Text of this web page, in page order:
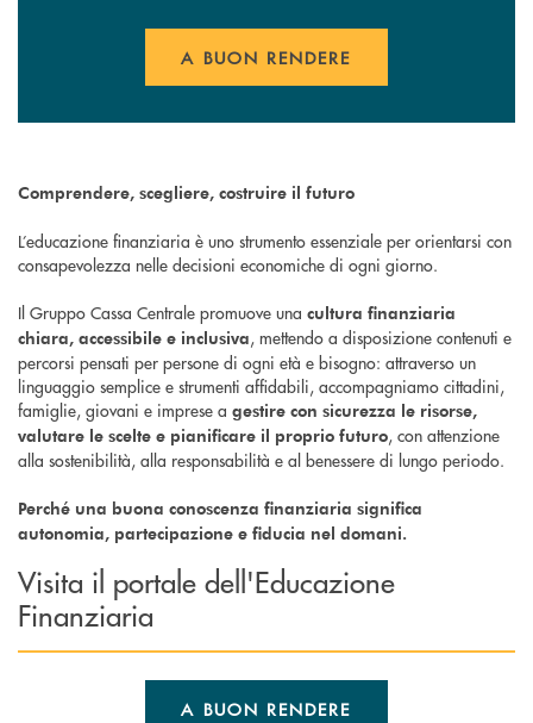
A BUON RENDERE
Comprendere, scegliere, costruire il futuro
L’educazione finanziaria è uno strumento essenziale per orientarsi con
consapevolezza nelle decisioni economiche di ogni giorno.
Il Gruppo Cassa Centrale promuove una cultura finanziaria
chiara, accessibile e inclusiva, mettendo a disposizione contenuti e
percorsi pensati per persone di ogni età e bisogno: attraverso un
linguaggio semplice e strumenti affidabili, accompagniamo cittadini,
famiglie, giovani e imprese a gestire con sicurezza le risorse,
valutare le scelte e pianificare il proprio futuro, con attenzione
alla sostenibilità, alla responsabilità e al benessere di lungo periodo.
Perché una buona conoscenza finanziaria significa
autonomia, partecipazione e fiducia nel domani.
Visita il portale dell'Educazione
Finanziaria
A BUON RENDERE